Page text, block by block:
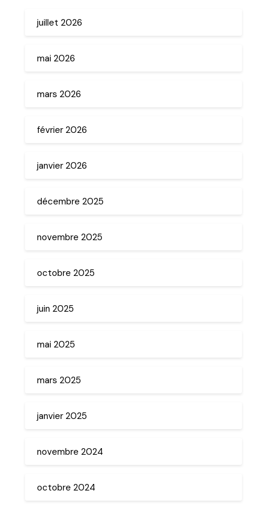
juillet 2026
mai 2026
mars 2026
février 2026
janvier 2026
décembre 2025
novembre 2025
octobre 2025
juin 2025
mai 2025
mars 2025
janvier 2025
novembre 2024
octobre 2024